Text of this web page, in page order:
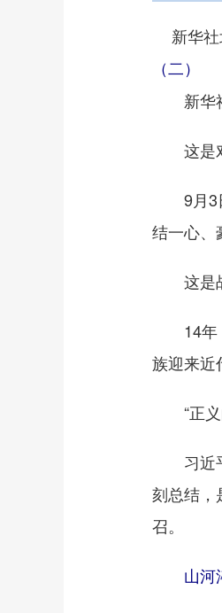
新华
（二）
新华
这是对
9月3日
结一心、
这是战
14年，
族迎来近
“正义
习近平
刻总结，
召。
山河